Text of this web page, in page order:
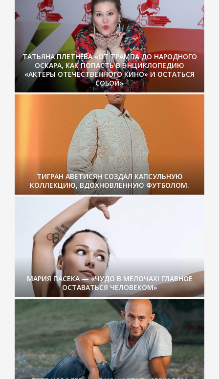
ТАТЬЯНА ПЛЕТНЁВА «ОТ ТРАМПА ДО НАРОДНОГО
ОСКАРА, КАК ПОПАСТЬ В ЭНЦИКЛОПЕДИЮ
«АКТЕРЫ ОТЕЧЕСТВЕННОГО КИНО» И ОСТАТЬСЯ
СОБОЙ»
ТИГРАН АВЕТИСЯН СОЗДАЛ КАПСУЛЬНУЮ
КОЛЛЕКЦИЮ, ВДОХНОВЛЕННУЮ ФУТБОЛОМ.
МАРИЯ ПАСЕКА — «ЧУДО В МЕЛОЧАХ! ГЛАВНОЕ
ОСТАВАТЬСЯ ЧЕЛОВЕКОМ»